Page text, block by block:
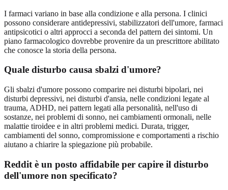
I farmaci variano in base alla condizione e alla persona. I clinici
possono considerare antidepressivi, stabilizzatori dell'umore, farmaci
antipsicotici o altri approcci a seconda del pattern dei sintomi. Un
piano farmacologico dovrebbe provenire da un prescrittore abilitato
che conosce la storia della persona.
Quale disturbo causa sbalzi d'umore?
Gli sbalzi d'umore possono comparire nei disturbi bipolari, nei
disturbi depressivi, nei disturbi d'ansia, nelle condizioni legate al
trauma, ADHD, nei pattern legati alla personalità, nell'uso di
sostanze, nei problemi di sonno, nei cambiamenti ormonali, nelle
malattie tiroidee e in altri problemi medici. Durata, trigger,
cambiamenti del sonno, compromissione e comportamenti a rischio
aiutano a chiarire la spiegazione più probabile.
Reddit è un posto affidabile per capire il disturbo
dell'umore non specificato?